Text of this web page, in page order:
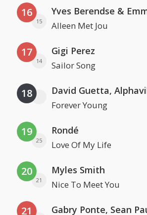
16
15
Yves Berendse &
Alleen Met Jou
17
14
Gigi Perez
Sailor Song
18 David Guetta,
Forever Young
19
25
Rondé
Love Of My Life
20
21
Myles Smith
Nice To Meet You
21